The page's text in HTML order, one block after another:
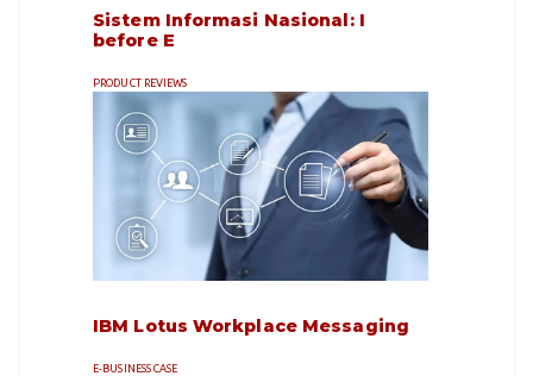
Sistem Informasi Nasional: I
before E
PRODUCT REVIEWS
IBM Lotus Workplace Messaging
E-BUSINESS CASE